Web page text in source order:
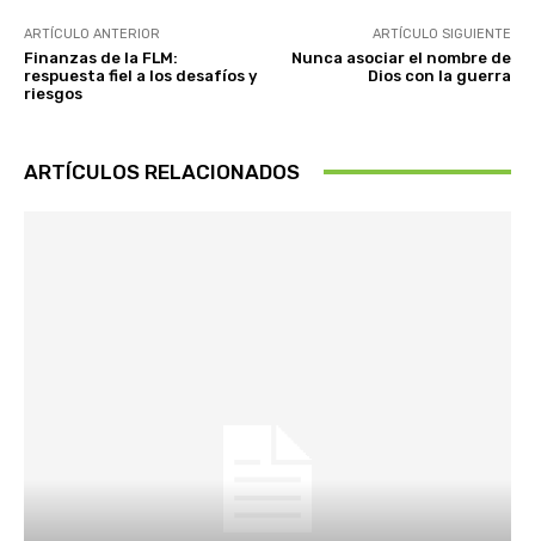
ARTÍCULO ANTERIOR
Finanzas de la FLM:
respuesta fiel a los desafíos y
riesgos
ARTÍCULO SIGUIENTE
Nunca asociar el nombre de
Dios con la guerra
ARTÍCULOS RELACIONADOS